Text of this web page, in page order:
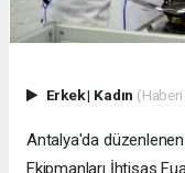
Erkek| Kadın
​Antalya'da
Ekipmanları İhtisas